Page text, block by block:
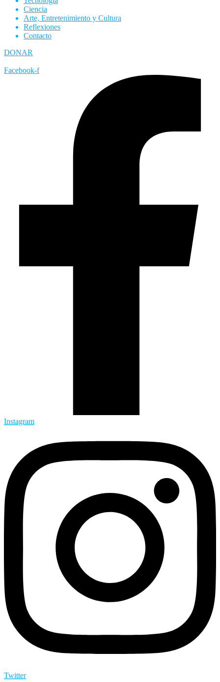
Ciencia
Arte, Entretenimiento y Cultura
Reflexiones
Contacto
DONAR
Facebook-f
Instagram
Twitter